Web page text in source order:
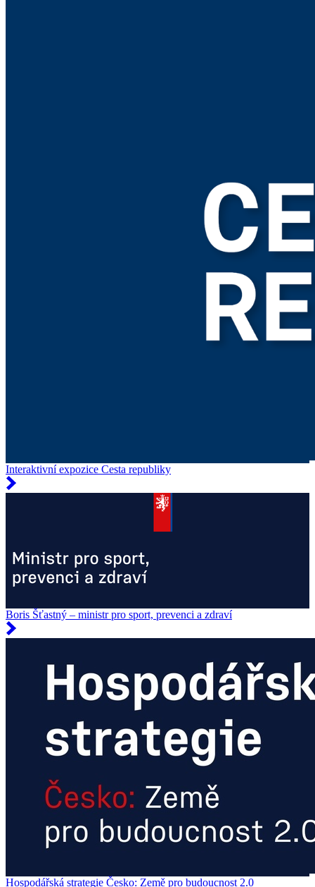
Interaktivní expozice Cesta republiky
Boris Šťastný – ministr pro sport, prevenci a zdraví
Hospodářská strategie Česko: Země pro budoucnost 2.0